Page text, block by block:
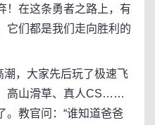
！在这条勇者之路上，有
它们都是我们走向胜利的
，大家先后玩了极速飞
高山滑草、真人CS……
。教官问：“谁知道爸爸